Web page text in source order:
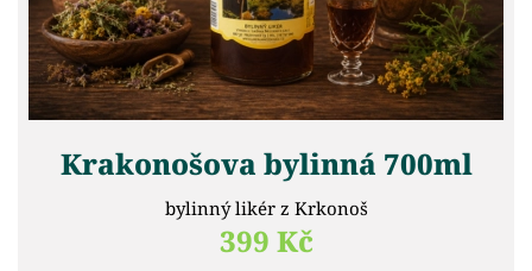
Krakonošova bylinná 700ml
bylinný likér z Krkonoš
399 Kč